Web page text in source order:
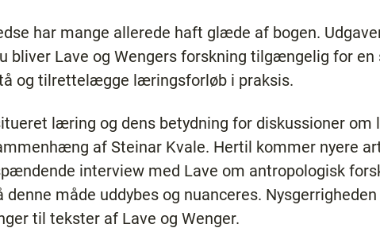
har mange allerede haft glæde af bogen.
bliver Lave og Wengers forskning tilgængelig for
og tilrettelægge læringsforløb i praksis.
læring og dens betydning for diskussioner om
af Steinar Kvale. Hertil kommer nyere
interview med Lave om antropologisk
måde uddybes og nuanceres.
til tekster af Lave og Wenger.